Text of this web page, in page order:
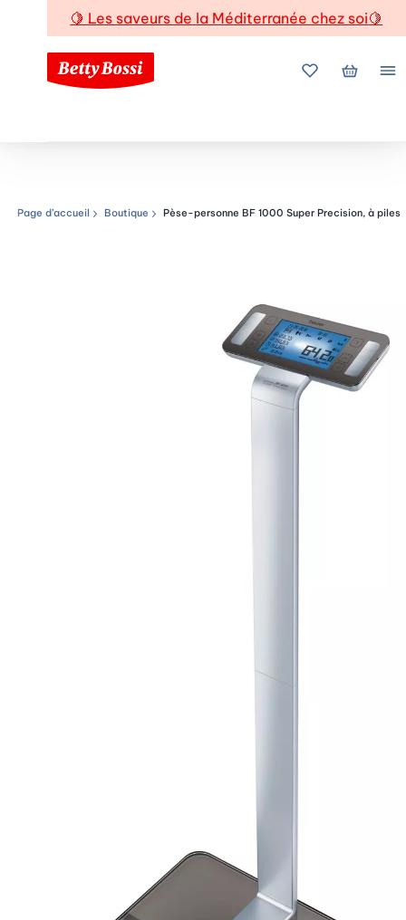
🍋 Les saveurs de la Méditerranée chez soi🍋
Mes favoris
Mon
Chemin de navigation
Page d’accueil Boutique Pèse-personne BF 1000 Super Precision, à piles